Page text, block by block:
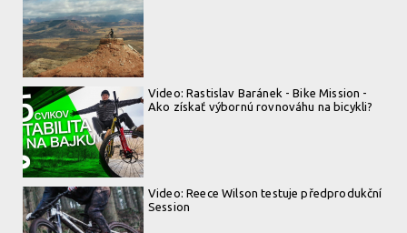
Video: Rastislav Baránek - Bike Mission -
Ako získať výbornú rovnováhu na bicykli?
Video: Reece Wilson testuje předprodukční
Session